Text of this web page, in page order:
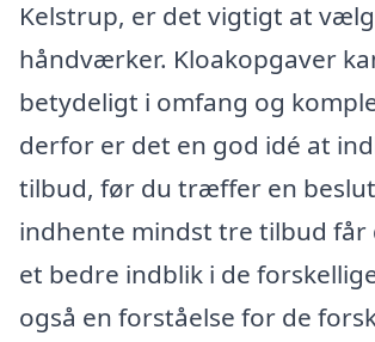
Kelstrup, er det vigtigt at
håndværker. Kloakopgaver
betydeligt i omfang og
derfor er det en god idé at
tilbud, før du træffer en
indhente mindst tre tilbud får
et bedre indblik i de
også en forståelse for de